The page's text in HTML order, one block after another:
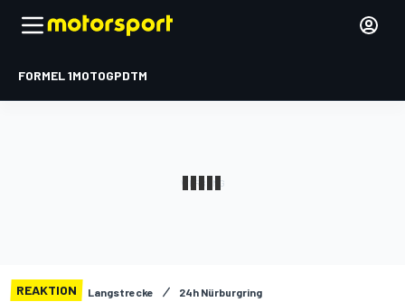
FORMEL 1MOTOGPDTM
REAKTION Langstrecke 24h Nürburgring